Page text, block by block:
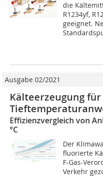
die
R1234yf,
geeignet.
Ausgabe 02/2021
Kälteerzeugung für
Effizienzvergleich von
°C
Der
fluorierte
F-Gas-
Verkehr